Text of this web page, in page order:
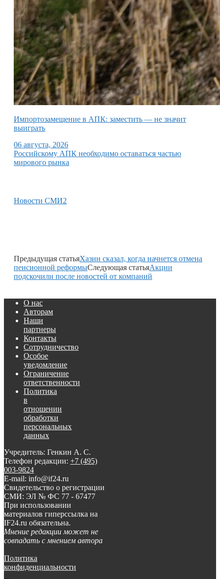
Импортозамещение в АПК: заместить — не значит
выиграть
06 августа, 2026
Российскому АПК необходимо оставаться частью
мирового рынка
Новости СМИ2
Предыдущая статьяХазин сказал, когда начнется отмена
пенсионной реформыСледующая статьяАкции
подскочили после новостей от компаний
О нас
Авторам
Наши
партнеры
Контакты
Сотрудничество
Особое
уведомление
Ограничение
ответственности
Политика
в
отношении
обработки
персональных
данных
Учредитель: Генкин А. С.
Телефон редакции: +7 (495)
003-9824
E-mail: info@if24.ru
Свидетельство о регистрации
СМИ: ЭЛ № ФС 77 - 67477
При использовании
материалов гиперссылка на
IF24.ru обязательна.
Мнение редакции может не
совпадать с мнением автора
Политика
конфиденциальности